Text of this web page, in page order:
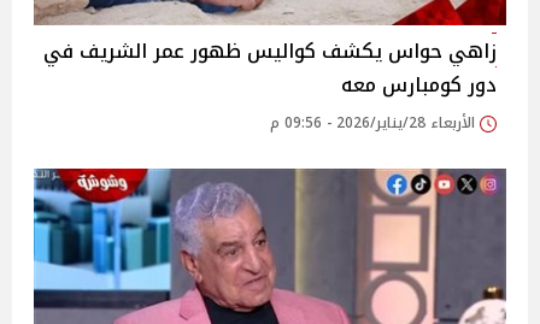
زاهي حواس يكشف كواليس ظهور عمر الشريف في
دور كومبارس معه
الأربعاء 28/يناير/2026 - 09:56 م